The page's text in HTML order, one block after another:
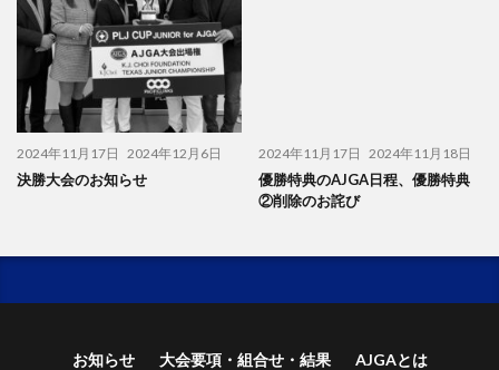
2024年11月17日 2024年12月6日
決勝大会のお知らせ
2024年11月17日 2024年11月18日
優勝特典のAJGA日程、優勝特典
②削除のお詫び
お知らせ 大会要項・組合せ・結果 AJGAとは